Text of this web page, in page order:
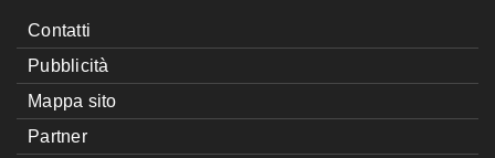
Contatti
Pubblicità
Mappa sito
Partner